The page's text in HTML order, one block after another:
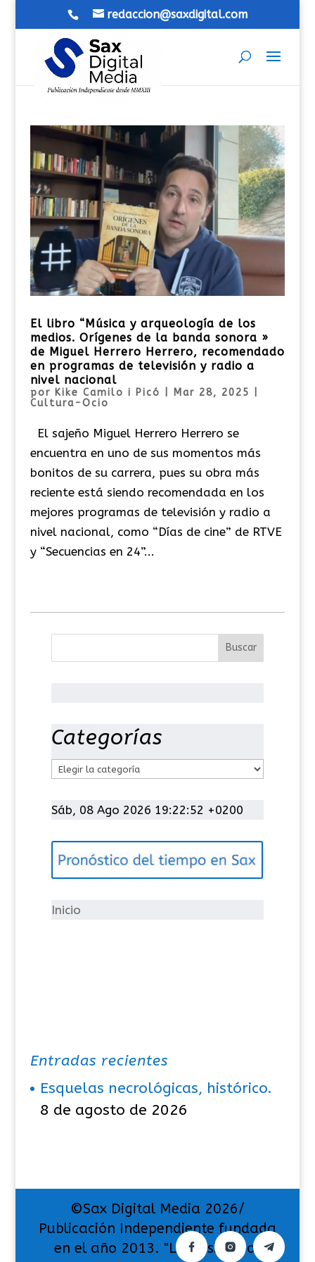
redaccion@saxdigital.com
El libro “Música y arqueología de los
medios. Orígenes de la banda sonora »
de Miguel Herrero Herrero, recomendado
en programas de televisión y radio a
nivel nacional
por Kike Camilo i Picó Mar 28, 2025
Cultura-Ocio
El sajeño Miguel Herrero Herrero se
encuentra en uno de sus momentos más
bonitos de su carrera, pues su obra más
reciente está siendo recomendada en los
mejores programas de televisión y radio a
nivel nacional, como “Días de cine” de RTVE
y “Secuencias en 24”...
Categorías
t
g
í
Sáb, 08 Ago 2026 19:22:53 +0200
Inicio
Entradas recientes
Esquelas necrológicas, histórico.
8 de agosto de 2026
©Sax Digital Media 2026/
Publicación Independiente fundada
en el año 2013. "La pasión por